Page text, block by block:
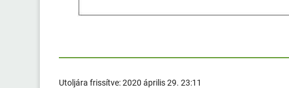
Utoljára frissítve:2020 április 29. 23:11